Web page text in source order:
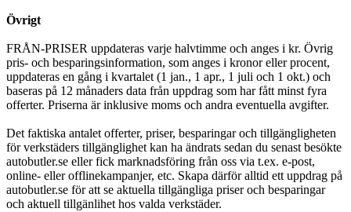
Övrigt
FRÅN-PRISER uppdateras varje halvtimme och anges i kr. Övrig
pris- och besparingsinformation, som anges i kronor eller procent,
uppdateras en gång i kvartalet (1 jan., 1 apr., 1 juli och 1 okt.) och
baseras på 12 månaders data från uppdrag som har fått minst fyra
offerter. Priserna är inklusive moms och andra eventuella avgifter.
Det faktiska antalet offerter, priser, besparingar och tillgängligheten
för verkstäders tillgänglighet kan ha ändrats sedan du senast besökte
autobutler.se eller fick marknadsföring från oss via t.ex. e-post,
online- eller offlinekampanjer, etc. Skapa därför alltid ett uppdrag på
autobutler.se för att se aktuella tillgängliga priser och besparingar
och aktuell tillgänlihet hos valda verkstäder.